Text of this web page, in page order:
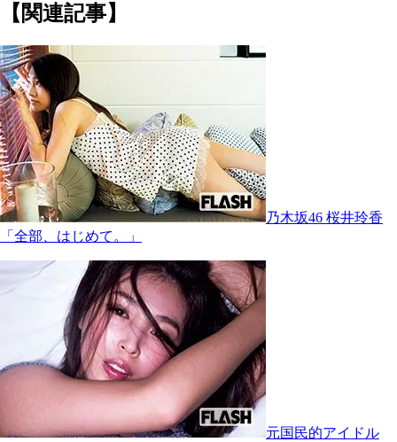
【関連記事】
乃木坂46 桜井玲香
「全部、はじめて。」
元国民的アイドル